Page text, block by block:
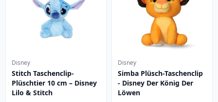
Disney
Stitch Taschenclip-
Plüschtier 10 cm – Disney
Lilo & Stitch
Disney
Simba Plüsch-Taschenclip
- Disney Der König Der
Löwen